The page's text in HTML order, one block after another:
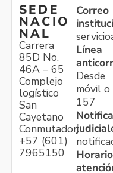
SEDE
NACIO
NAL
Carrera
85D No.
46A – 65
Complejo
logístico
San
Cayetano
Conmutador:
+57 (601)
7965150
Correo
Línea
Desde
móvil o
157